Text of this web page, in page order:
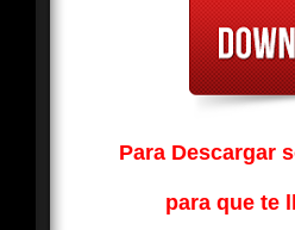
Para Descargar
para que te